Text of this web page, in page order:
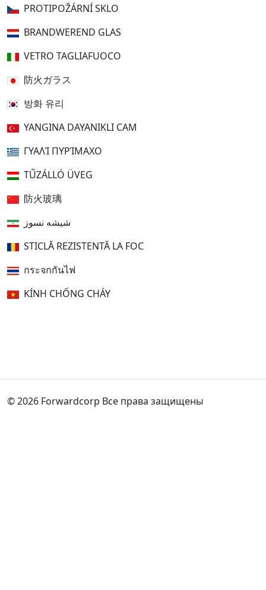
PROTIPOŽÁRNÍ SKLO
BRANDWEREND GLAS
VETRO TAGLIAFUOCO
防火ガラス
방화 유리
YANGINA DAYANIKLI CAM
ΓΥΑΛΊ ΠΥΡΊΜΑΧΟ
TŰZÁLLÓ ÜVEG
防火玻璃
شیشه نسوز
STICLĂ REZISTENTĂ LA FOC
กระจกกันไฟ
KÍNH CHỐNG CHÁY
© 2026 Forwardcorp Все права защищены